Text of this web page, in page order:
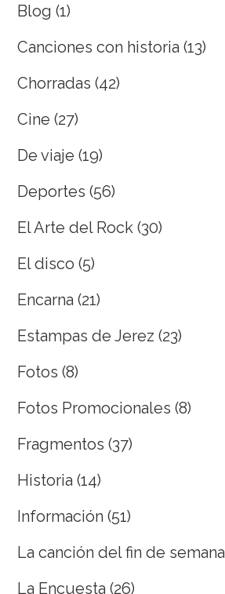
Blog (1)
Canciones con historia (13)
Chorradas (42)
Cine (27)
De viaje (19)
Deportes (56)
El Arte del Rock (30)
El disco (5)
Encarna (21)
Estampas de Jerez (23)
Fotos (8)
Fotos Promocionales (8)
Fragmentos (37)
Historia (14)
Información (51)
La canción del fin de semana
La Encuesta (26)